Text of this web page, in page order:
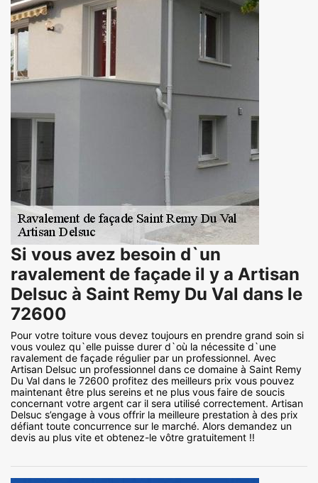
Si vous avez besoin d`un
ravalement de façade il y a Artisan
Delsuc à Saint Remy Du Val dans le
72600
Pour votre toiture vous devez toujours en prendre grand soin si
vous voulez qu`elle puisse durer d`où la nécessite d`une
ravalement de façade régulier par un professionnel. Avec
Artisan Delsuc un professionnel dans ce domaine à Saint Remy
Du Val dans le 72600 profitez des meilleurs prix vous pouvez
maintenant être plus sereins et ne plus vous faire de soucis
concernant votre argent car il sera utilisé correctement. Artisan
Delsuc s’engage à vous offrir la meilleure prestation à des prix
défiant toute concurrence sur le marché. Alors demandez un
devis au plus vite et obtenez-le vôtre gratuitement !!